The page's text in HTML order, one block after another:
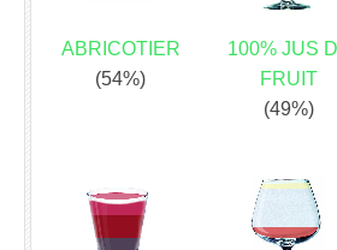
ABRICOTIER
(54%)
100% JUS
FRUIT
(49%)